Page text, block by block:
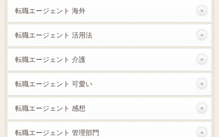
転職エージェント 海外
転職エージェント 活用法
転職エージェント 介護
転職エージェント 可愛い
転職エージェント 感想
転職エージェント 管理部門